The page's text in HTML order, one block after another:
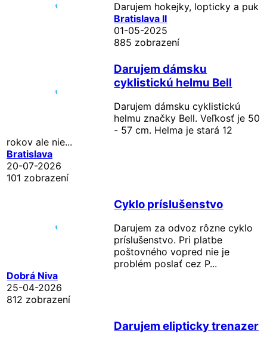
Darujem hokejky, lopticky a puk
Bratislava II
01-05-2025
885 zobrazení
Darujem dámsku
cyklistickú helmu Bell
Darujem dámsku cyklistickú
helmu značky Bell. Veľkosť je 50
- 57 cm. Helma je stará 12
rokov ale nie...
Bratislava
20-07-2026
101 zobrazení
Cyklo príslušenstvo
Darujem za odvoz rôzne cyklo
príslušenstvo. Pri platbe
poštovného vopred nie je
problém poslať cez P...
Dobrá Niva
25-04-2026
812 zobrazení
Darujem elipticky trenazer